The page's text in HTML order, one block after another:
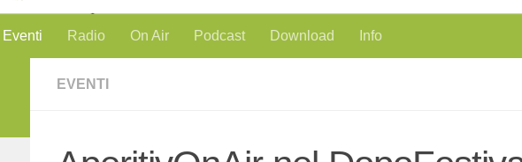
Eventi Radio On Air Podcast Download Info
EVENTI